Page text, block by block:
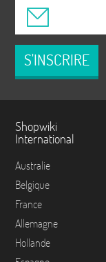
S'INSCRIRE
Shopwiki
International
Australie
Belgique
France
Allemagne
Hollande